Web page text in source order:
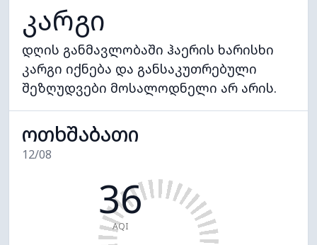
კარგი
დღის განმავლობაში ჰაერის ხარისხი
კარგი იქნება და განსაკუთრებული
შეზღუდვები მოსალოდნელი არ არის.
ოთხშაბათი
12/08
36
AQI